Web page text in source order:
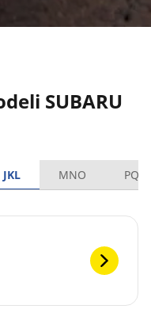
SUBARU
JKL MNO